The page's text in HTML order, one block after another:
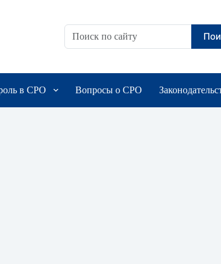
в СРО Вопросы о СРО